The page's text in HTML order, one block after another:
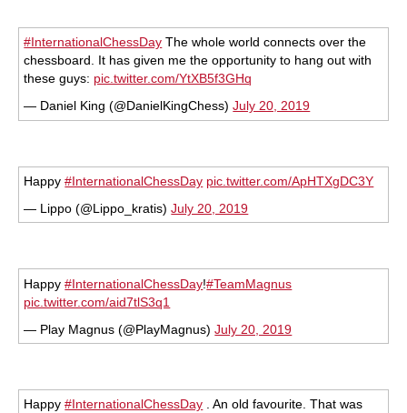
#InternationalChessDay The whole world connects over the
chessboard. It has given me the opportunity to hang out with
these guys: pic.twitter.com/YtXB5f3GHq
— Daniel King (@DanielKingChess)July 20, 2019
Happy#InternationalChessDay pic.twitter.com/ApHTXgDC3Y
— Lippo (@Lippo_kratis)July 20, 2019
Happy#InternationalChessDay!#TeamMagnus
pic.twitter.com/aid7tlS3q1
— Play Magnus (@PlayMagnus)July 20, 2019
Happy#InternationalChessDay . An old favourite. That was